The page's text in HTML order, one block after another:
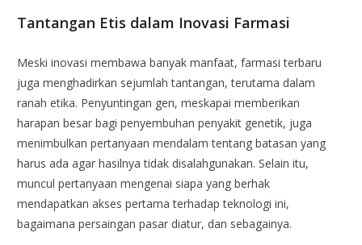
Tantangan Etis dalam Inovasi Farmasi
Meski inovasi membawa banyak manfaat, farmasi terbaru
juga menghadirkan sejumlah tantangan, terutama dalam
ranah etika. Penyuntingan gen, meskapai memberikan
harapan besar bagi penyembuhan penyakit genetik, juga
menimbulkan pertanyaan mendalam tentang batasan yang
harus ada agar hasilnya tidak disalahgunakan. Selain itu,
muncul pertanyaan mengenai siapa yang berhak
mendapatkan akses pertama terhadap teknologi ini,
bagaimana persaingan pasar diatur, dan sebagainya.